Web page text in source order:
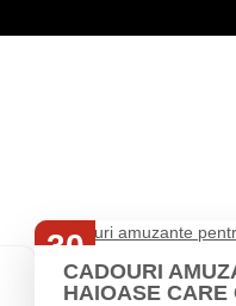
30
Iul
CADOURI
HAIOASE CARE